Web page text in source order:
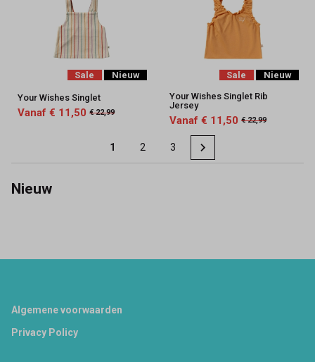
Sale Nieuw
Your Wishes Singlet
Vanaf € 11,50 € 22,99
Sale
Nieuw
Your Wishes Singlet Rib
Jersey
Vanaf € 11,50 € 22,99
1 2 3
Nieuw
Footer
Algemene voorwaarden
Privacy Policy